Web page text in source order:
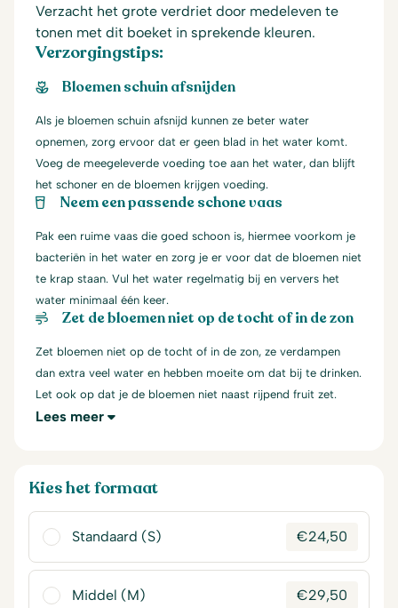
Verzacht het grote verdriet door medeleven te
tonen met dit boeket in sprekende kleuren.
Verzorgingstips:
Bloemen schuin afsnijden
Als je bloemen schuin afsnijd kunnen ze beter water
opnemen, zorg ervoor dat er geen blad in het water komt.
Voeg de meegeleverde voeding toe aan het water, dan blijft
het schoner en de bloemen krijgen voeding.
Neem een passende schone vaas
Pak een ruime vaas die goed schoon is, hiermee voorkom je
bacteriën in het water en zorg je er voor dat de bloemen niet
te krap staan. Vul het water regelmatig bij en ververs het
water minimaal één keer.
Zet de bloemen niet op de tocht of in de zon
Zet bloemen niet op de tocht of in de zon, ze verdampen
dan extra veel water en hebben moeite om dat bij te drinken.
Let ook op dat je de bloemen niet naast rijpend fruit zet.
Lees meer
Kies het formaat
Standaard (S) €24,50
Middel (M) €29,50